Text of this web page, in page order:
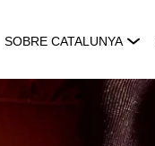
SOBRE CATALUNYA